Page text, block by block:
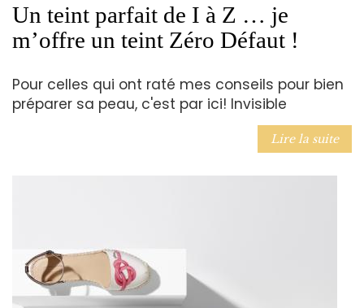
Un teint parfait de I à Z … je
m’offre un teint Zéro Défaut !
Pour celles qui ont raté mes conseils pour bien
préparer sa peau, c'est par ici! Invisible
Lire la suite